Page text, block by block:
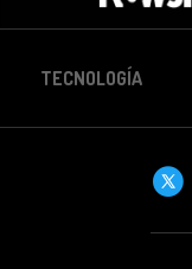
TECNOLOGÍA